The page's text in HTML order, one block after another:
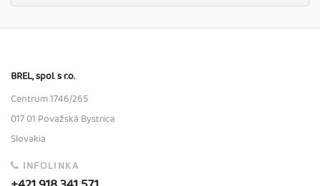
BREL, spol. s r.o.
Centrum 1746/265
017 01 Považská Bystrica
Slovakia
INFOLINKA